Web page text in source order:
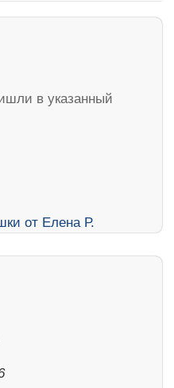
в указанный